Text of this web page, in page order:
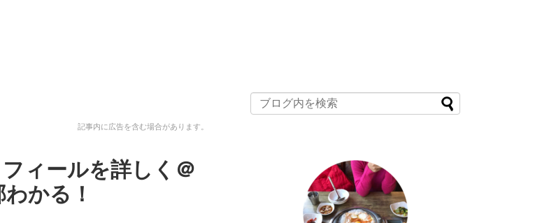
記事内に広告を含む場合があります。
ィールを詳しく＠
かる！